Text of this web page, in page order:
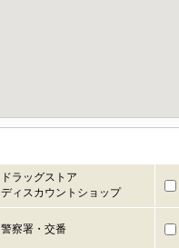
ドラッグストア
ディスカウントショップ
警察署・交番